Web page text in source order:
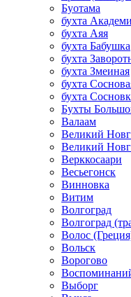
Буотама
бухта
бухта Аяя
бухта Бабушка
бухта
бухта Змеиная
бухта
бухта
Бухты
Валаам
Великий
Великий
Верккосаари
Весьегонск
Винновка
Витим
Волгоград
Волгоград
Волос
Вольск
Ворогово
Выборг